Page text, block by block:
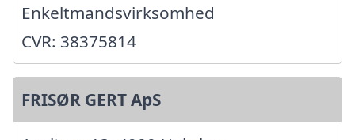
Enkeltmandsvirksomhed
CVR: 38375814
FRISØR GERT ApS